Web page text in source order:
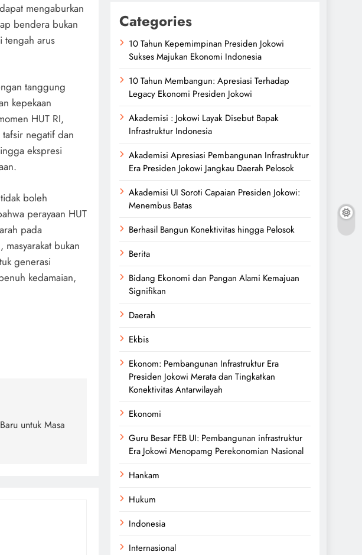
mengaburkan
bendera bukan
tengah arus
tanggung
kepekaan
HUT RI,
negatif dan
ekspresi
boleh
perayaan HUT
pada
bukan
generasi
kedamaian,
untuk Masa
Categories
10 Tahun Kepemimpinan Presiden Jokowi
Sukses Majukan Ekonomi Indonesia
10 Tahun Membangun: Apresiasi Terhadap
Legacy Ekonomi Presiden Jokowi
Akademisi : Jokowi Layak Disebut Bapak
Infrastruktur Indonesia
Akademisi Apresiasi Pembangunan Infrastruktur
Era Presiden Jokowi Jangkau Daerah Pelosok
Akademisi UI Soroti Capaian Presiden Jokowi:
Menembus Batas
Berhasil Bangun Konektivitas hingga Pelosok
Berita
Bidang Ekonomi dan Pangan Alami Kemajuan
Signifikan
Daerah
Ekbis
Ekonom: Pembangunan Infrastruktur Era
Presiden Jokowi Merata dan Tingkatkan
Konektivitas Antarwilayah
Ekonomi
Guru Besar FEB UI: Pembangunan infrastruktur
Era Jokowi Menopamg Perekonomian Nasional
Hankam
Hukum
Indonesia
Internasional